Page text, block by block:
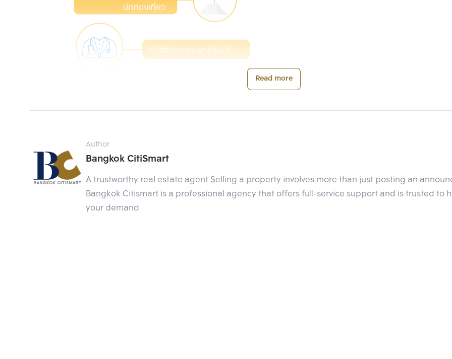
ศูนย์กลางคมนาคมในกรุงเทพฯ
ด้วยรถสาธารณะทั้งรถเมล์ของภาครัฐ รถเมล์เอกชน และรถตู้โดยสาร เพราะมีการเชื่อมต่อถนนหลายสายในการเข้าเมืองห
นอกเมือง ไม่ว่าจะเป็นถนนพญาไท พหลโยธิน ราชวิถี ใกล้จุดขึ้นลงทางด่วน จนเมื่อมีสถานีรถไฟฟ้าบีทีเอสอนุสาวรีย์ชัยฯ เปิ
บริการ ก็ยิ่งทำให้การเชื่อมต่อการเดินทางสะดวกมากขึ้นและเพิ่มทางเลือกที่หลากหลายให้ผู้โดยสาร
(ปัจจุบันรถตู้โดยสารย้ายเพียงเส้นทางที่ไปต่างจังหวัด รถตู้ที่วิ่งในกรุงเทพฯและปริมณฑลยังสามารถขึ้นได้ที่ท่ารถอนุสาว
เหมือนเดิม)
Read more
Author
Bangkok CitiSmart
A trustworthy real estate agent Selling a property involves more than just posting an
Bangkok Citismart is a professional agency that offers full-service support and is trusted to
your demand